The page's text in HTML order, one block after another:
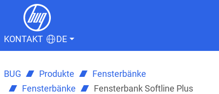
KONTAKT DE
BUG Produkte
Fensterbänke
Fensterbänke
Fensterbank Softline Plus